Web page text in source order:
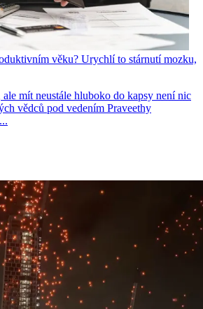
věku? Urychlí to stárnutí mozku,
ale mít neustále hluboko do kapsy není nic
vědců pod vedením Praveethy